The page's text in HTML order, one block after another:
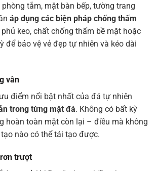
tắm, mặt bàn bếp, tường trang
áp dụng các biện pháp chống thấm
keo, chất chống thấm bề mặt hoặc
để bảo vệ vẻ đẹp tự nhiên và kéo dài
vân
điểm nổi bật nhất của đá tự nhiên
trong từng mặt đá. Không có bất kỳ
hoàn toàn mặt còn lại – điều mà không
nào có thể tái tạo được.
trượt